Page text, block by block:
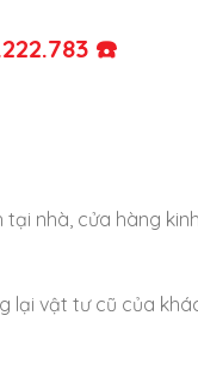
☎️
nhà, cửa hàng
lại vật tư cũ của